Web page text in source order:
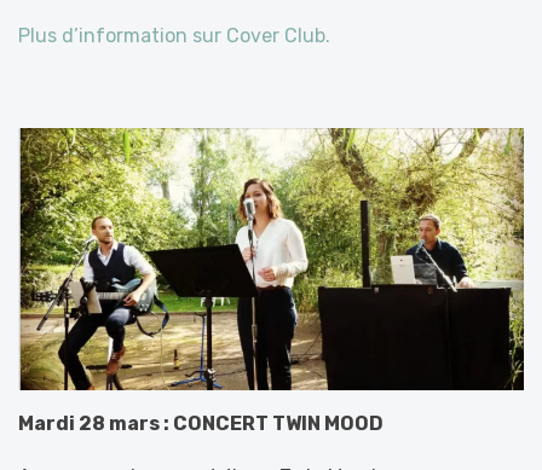
Plus d’information sur Cover Club.
Mardi 28 mars : CONCERT TWIN MOOD